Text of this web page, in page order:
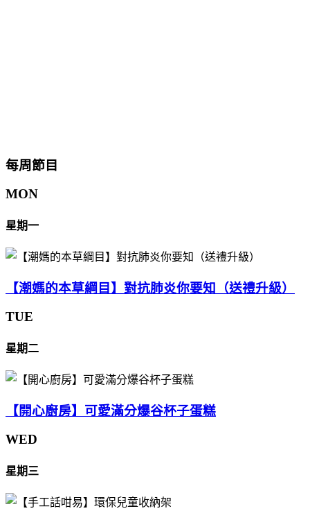
每周節目
MON
星期一
【潮媽的本草綱目】對抗肺炎你要知（送禮升級）
TUE
星期二
【開心廚房】可愛滿分爆谷杯子蛋糕
WED
星期三